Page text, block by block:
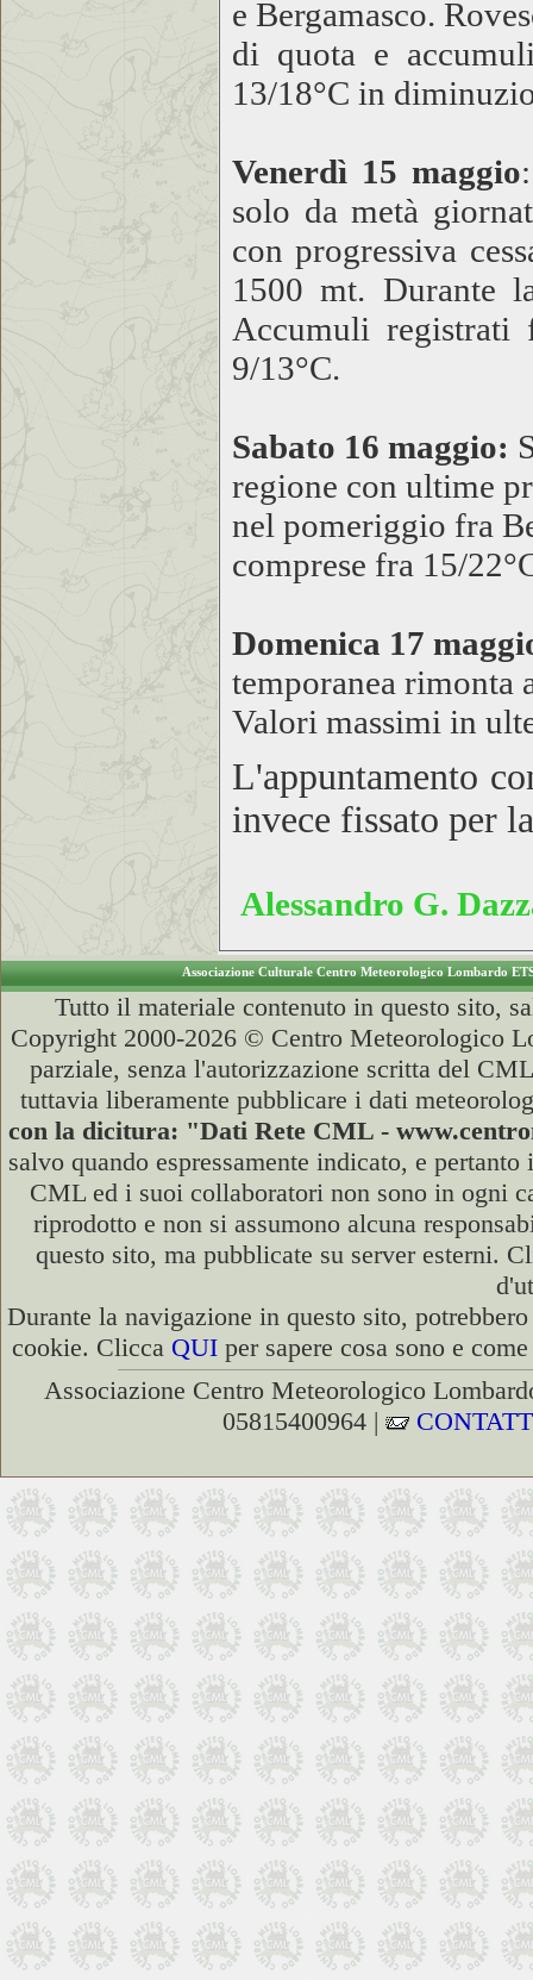
e Bergamasco.
di quota e
13/18°C in
Venerdì 15 maggio
solo da metà
con progressiva
1500 mt. Durante
Accumuli registrati
9/13°C.
Sabato 16 maggio:
regione con ultime
nel pomeriggio fra
comprese fra 15/
Domenica 17
temporanea rimonta
Valori massimi in
L'appuntamento
invece fissato per
Alessandro G.
Associazione Culturale Centro Meteorologico Lombardo
Tutto il materiale contenuto in questo sito,
Copyright 2000-2026 © Centro Meteorologico
parziale, senza l'autorizzazione scritta del
tuttavia liberamente pubblicare i dati
con la dicitura: "Dati Rete CML -
salvo quando espressamente indicato, e
CML ed i suoi collaboratori non sono in ogni
riprodotto e non si assumono alcuna
questo sito, ma pubblicate su server esterni.
Durante la navigazione in questo sito,
cookie. Clicca QUI per sapere cosa sono e
Associazione Centro Meteorologico
05815400964 |